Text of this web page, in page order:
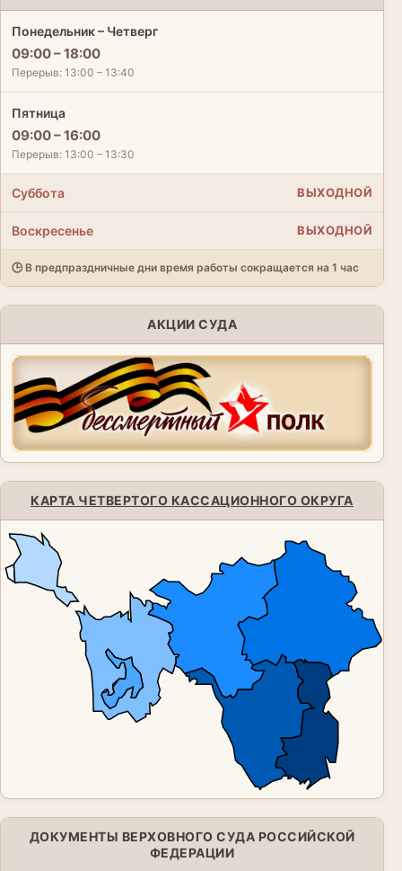
Понедельник – Четверг
09:00 – 18:00
Перерыв: 13:00 – 13:40
Пятница
09:00 – 16:00
Перерыв: 13:00 – 13:30
Суббота ВЫХОДНОЙ
Воскресенье ВЫХОДНОЙ
🕒 В предпраздничные дни время работы сокращается на 1 час
АКЦИИ СУДА
КАРТА ЧЕТВЕРТОГО КАССАЦИОННОГО ОКРУГА
ДОКУМЕНТЫ ВЕРХОВНОГО СУДА РОССИЙСКОЙ
ФЕДЕРАЦИИ